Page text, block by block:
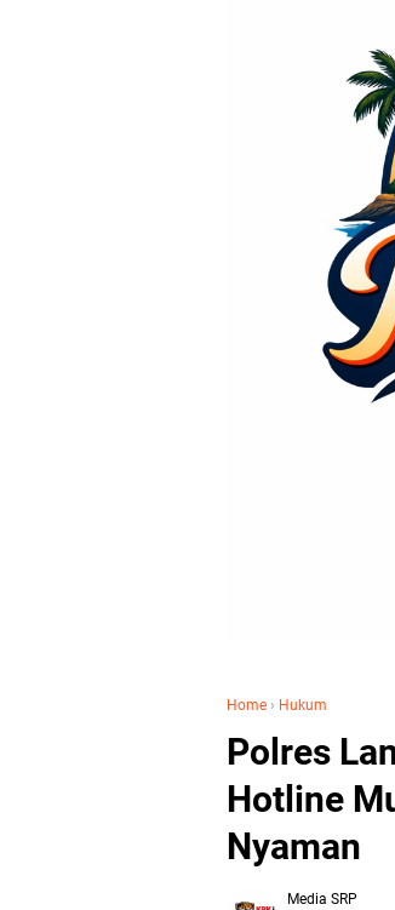
Home › Hukum
Polres
Hotline
Nyaman
Media SRP